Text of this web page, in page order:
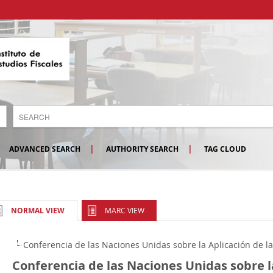
ADVANCED SEARCH AUTHORITY SEARCH TAG CLOUD
NORMAL VIEW MARC VIEW
Conferencia de las Naciones Unidas sobre la Aplicación de
Conferencia de las Naciones Unidas sobre